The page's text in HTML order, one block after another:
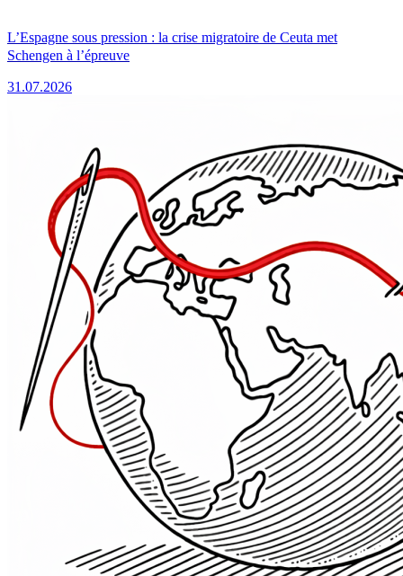
L’Espagne sous pression : la crise migratoire de Ceuta met
Schengen à l’épreuve
31.07.2026